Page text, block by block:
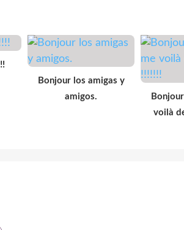
Bonjour los amigas y
amigos.
voilà